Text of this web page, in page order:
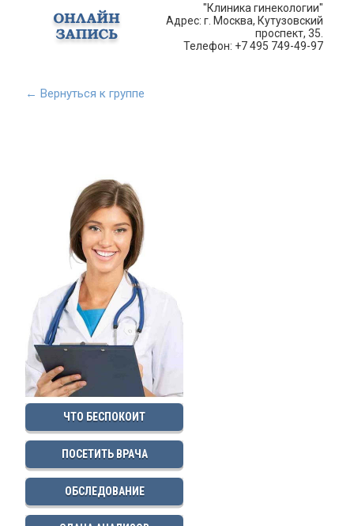
"Клиника гинекологии"
Адрес: г. Москва, Кутузовский
проспект, 35.
Телефон: +7 495 749-49-97
← Вернуться к группе
ЧТО БЕСПОКОИТ
ПОСЕТИТЬ ВРАЧА
ОБСЛЕДОВАНИЕ